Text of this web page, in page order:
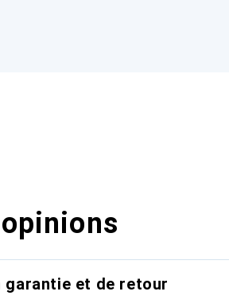
garantie et de retour